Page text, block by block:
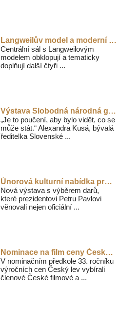
Langweilův model a moderní technologie na výstavě Muzea Prahy na Florenci
Centrální sál s Langweilovým
modelem obklopují a tematicky
doplňují další čtyři ...
Výstava Slobodná národná galéria. Popis jednoho zápasu v pražském Domě fotografie
„Je to poučení, aby bylo vidět, co se
může stát.“ Alexandra Kusá, bývalá
ředitelka Slovenské ...
Únorová kulturní nabídka pro návštěvníky Pražského hradu
Nová výstava s výběrem darů,
které prezidentovi Petru Pavlovi
věnovali nejen oficiální ...
Nominace na film ceny Český lev za rok 2025
V nominačním předkole 33. ročníku
výročních cen Český lev vybírali
členové České filmové a ...